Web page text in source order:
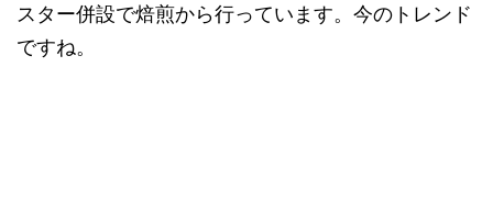
スター併設で焙煎から行っています。今のトレンド
ですね。